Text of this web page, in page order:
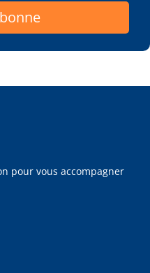
pour vous accompagner